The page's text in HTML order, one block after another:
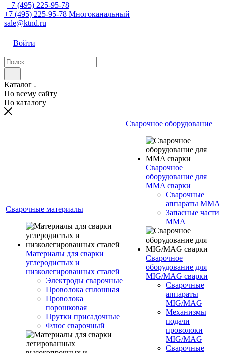
+7 (495) 225-95-78
+7 (495) 225-95-78 Многоканальный
sale@ktnd.ru
Войти
Каталог
По всему сайту
По каталогу
Сварочные материалы
Материалы для сварки
углеродистых и
низколегированных сталей
Электроды сварочные
Проволока сплошная
Проволока
порошковая
Прутки присадочные
Флюс сварочный
Сварочное оборудование
Сварочное
оборудование для
MMA сварки
Сварочные
аппараты MMA
Запасные части
MMA
Сварочное
оборудование для
MIG/MAG сварки
Сварочные
аппараты
MIG/MAG
Механизмы
подачи
проволоки
MIG/MAG
Сварочные